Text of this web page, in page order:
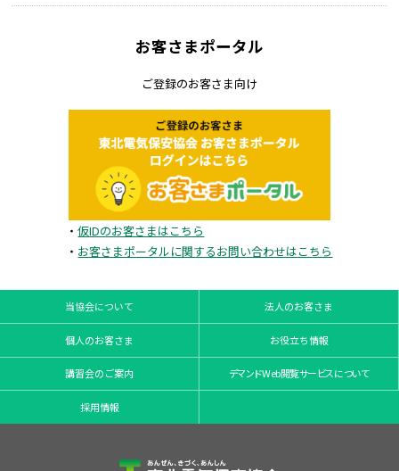
お客さまポータル
ご登録のお客さま向け
・仮IDのお客さまはこちら
・ お客さまポータルに関するお問い合わせはこちら
当協会について 法人のお客さま
個人のお客さま お役立ち情報
講習会のご案内 デマンドWeb閲覧サービスについて
採用情報